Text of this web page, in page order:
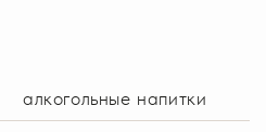
алкогольные напитки